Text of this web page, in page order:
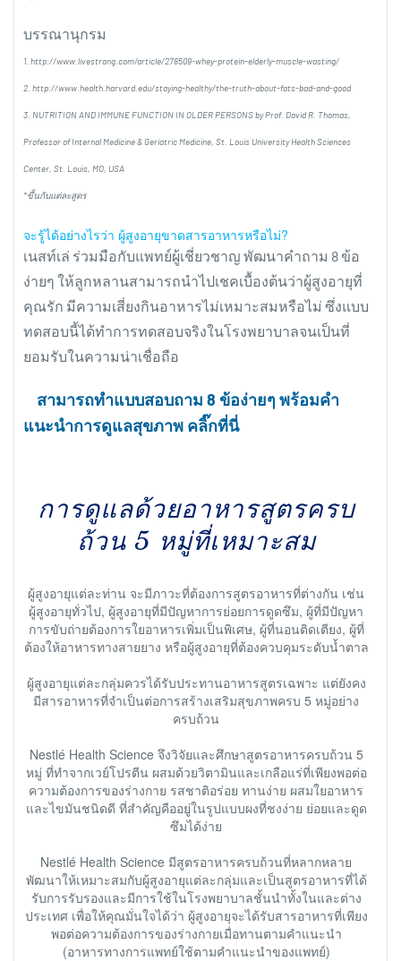
บรรณานุกรม
1. http://www.livestrong.com/article/278509-whey-protein-elderly-muscle-wasting/
2. http://www.health.harvard.edu/staying-healthy/the-truth-about-fats-bad-and-good
3. NUTRITION AND IMMUNE FUNCTION IN OLDER PERSONS by Prof. David R. Thomas,
Professor of Internal Medicine & Geriatric Medicine, St. Louis University Health Sciences
Center, St. Louis, MO, USA
*ขึ้นกับแต่ละสูตร
จะรู้ได้อย่างไรว่า ผู้สูงอายุขาดสารอาหารหรือไม่?
เนสท์เล่ ร่วมมือกับแพทย์ผู้เชี่ยวชาญ พัฒนาคำถาม 8 ข้อ
ง่ายๆ ให้ลูกหลานสามารถนำไปเชคเบื้องต้นว่าผู้สูงอายุที่
คุณรัก มีความเสี่ยงกินอาหารไม่เหมาะสมหรือไม่ ซึ่งแบบ
ทดสอบนี้ได้ทำการทดสอบจริงในโรงพยาบาลจนเป็นที่
ยอมรับในความน่าเชื่อถือ
สามารถทำแบบสอบถาม 8 ข้อง่ายๆ พร้อมคำ
แนะนำการดูแลสุขภาพ คลิ๊กที่นี่
การดูแลด้วยอาหารสูตรครบ
ถ้วน 5 หมู่ที่เหมาะสม
ผู้สูงอายุแต่ละท่าน จะมีภาวะที่ต้องการสูตรอาหารที่ต่างกัน เช่น
ผู้สูงอายุทั่วไป, ผู้สูงอายุที่มีปัญหาการย่อยการดูดซึม, ผู้ที่มีปัญหา
การขับถ่ายต้องการใยอาหารเพิ่มเป็นพิเศษ, ผู้ที่นอนติดเตียง, ผู้ที่
ต้องให้อาหารทางสายยาง หรือผู้สูงอายุที่ต้องควบคุมระดับน้ำตาล
ผู้สูงอายุแต่ละกลุ่มควรได้รับประทานอาหารสูตรเฉพาะ แต่ยังคง
มีสารอาหารที่จำเป็นต่อการสร้างเสริมสุขภาพครบ 5 หมู่อย่าง
ครบถ้วน
Nestlé Health Science จึงวิจัยและศึกษาสูตรอาหารครบถ้วน 5
หมู่ ที่ทำจากเวย์โปรตีน ผสมด้วยวิตามินและเกลือแร่ที่เพียงพอต่อ
ความต้องการของร่างกาย รสชาติอร่อย ทานง่าย ผสมใยอาหาร
และไขมันชนิดดี ที่สำคัญคืออยู่ในรูปแบบผงที่ชงง่าย ย่อยและดูด
ซึมได้ง่าย
Nestlé Health Science มีสูตรอาหารครบถ้วนที่หลากหลาย
พัฒนาให้เหมาะสมกับผู้สูงอายุแต่ละกลุ่มและเป็นสูตรอาหารที่ได้
รับการรับรองและมีการใช้ในโรงพยาบาลชั้นนำทั้งในและต่าง
ประเทศ เพื่อให้คุณมั่นใจได้ว่า ผู้สูงอายุจะได้รับสารอาหารที่เพียง
พอต่อความต้องการของร่างกายเมื่อทานตามคำแนะนำ
(อาหารทางการแพทย์ใช้ตามคำแนะนำของแพทย์)